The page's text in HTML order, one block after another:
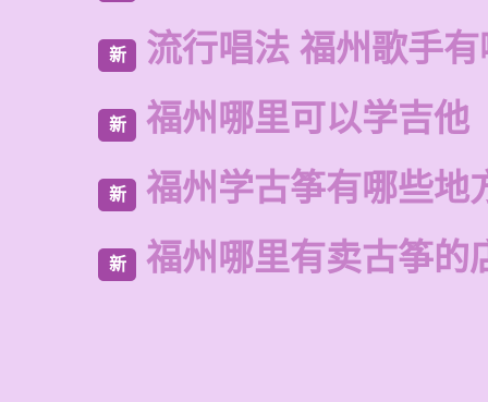
新 流行唱法 福州歌手
新 福州哪里可以学吉他
新 福州学古筝有哪些地
新 福州哪里有卖古筝的